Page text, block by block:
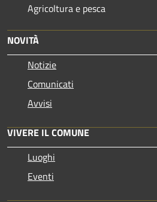
Agricoltura e pesca
NOVITÀ
Notizie
Comunicati
Avvisi
VIVERE IL COMUNE
Luoghi
Eventi